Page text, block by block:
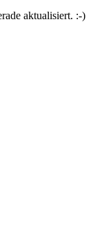
aktualisiert. :-)